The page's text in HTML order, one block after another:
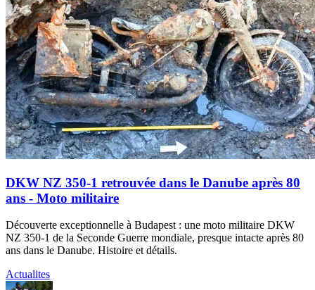
DKW NZ 350-1 retrouvée dans le Danube après 80
ans - Moto militaire
Découverte exceptionnelle à Budapest : une moto militaire DKW
NZ 350-1 de la Seconde Guerre mondiale, presque intacte après 80
ans dans le Danube. Histoire et détails.
Actualites